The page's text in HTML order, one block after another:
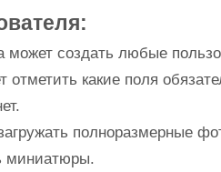
может создать любые
отметить какие поля
полноразмерные
миниатюры.